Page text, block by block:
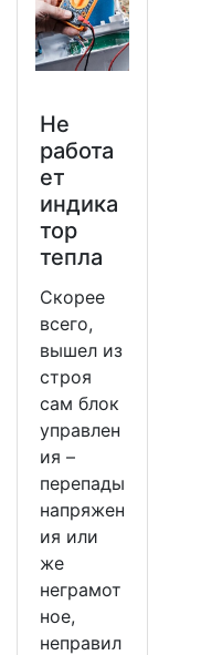
Не
работа
ет
индика
тор
тепла
Скорее
всего,
вышел из
строя
сам блок
управлен
ия –
перепады
напряжен
ия или
же
неграмот
ное,
неправил